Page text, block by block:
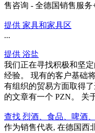
售咨询 - 全德国销售服务
提供 家具和家具区
...
提供 浴盐
我们正在寻找积极和坚
经验。 现有的客户基础
有组织的贸易方面取得
的文章有一个 PZN。 关
查找 烈酒、食品、啤酒
作为销售代表, 在德国西